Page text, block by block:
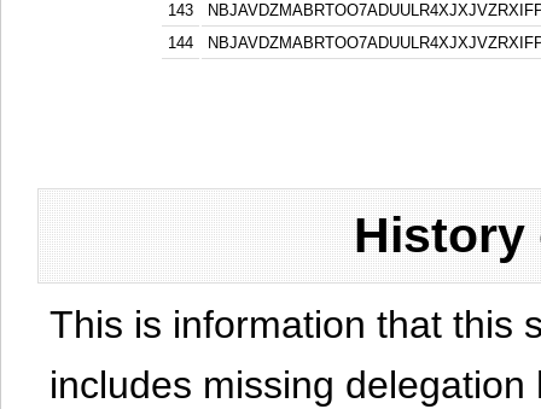
143
144
History
This is information that this
includes missing